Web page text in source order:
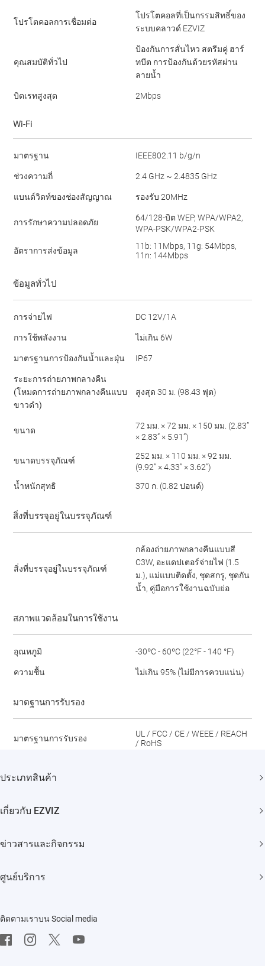
โปรโตคอลการเชื่อมต่อ
โปรโตคอลที่เป็นกรรมสิทธิ์ของ
ระบบคลาวด์ EZVIZ
คุณสมบัติทั่วไป
ป้องกันการสั่นไหว สตรีมคู่ ฮาร์
ทบีต การป้องกันด้วยรหัสผ่าน
ลายน้ำ
บิตเรทสูงสุด 2Mbps
Wi-Fi
มาตรฐาน IEEE802.11 b/g/n
ช่วงความถี่ 2.4 GHz ~ 2.4835 GHz
แบนด์วิดท์ของช่องสัญญาณ รองรับ 20MHz
การรักษาความปลอดภัย
64/128-บิต WEP, WPA/WPA2,
WPA-PSK/WPA2-PSK
อัตราการส่งข้อมูล
11b: 11Mbps, 11g: 54Mbps,
11n: 144Mbps
ข้อมูลทั่วไป
การจ่ายไฟ DC 12V/1A
การใช้พลังงาน ไม่เกิน 6W
มาตรฐานการป้องกันน้ำและฝุ่น IP67
ระยะการถ่ายภาพกลางคืน
(โหมดการถ่ายภาพกลางคืนแบบ
ขาวดำ)
สูงสุด 30 ม. (98.43 ฟุต)
ขนาด
72 มม. × 72 มม. × 150 มม. (2.83”
× 2.83” × 5.91”)
ขนาดบรรจุภัณฑ์
252 มม. × 110 มม. × 92 มม.
(9.92” × 4.33” × 3.62”)
น้ำหนักสุทธิ
370 ก. (0.82 ปอนด์)
สิ่งที่บรรจุอยู่ในบรรจุภัณฑ์
สิ่งที่บรรจุอยู่ในบรรจุภัณฑ์
กล้องถ่ายภาพกลางคืนแบบสี
C3W, อะแดปเตอร์จ่ายไฟ (1.5
ม.), แม่แบบติดตั้ง, ชุดสกรู, ชุดกัน
น้ำ, คู่มือการใช้งานฉบับย่อ
สภาพแวดล้อมในการใช้งาน
อุณหภูมิ -30ºC - 60ºC (22°F - 140 °F)
ความชื้น ไม่เกิน 95% (ไม่มีการควบแน่น)
มาตฐานการรับรอง
มาตรฐานการรับรอง
UL / FCC / CE / WEEE / REACH
/ RoHS
ประเภทสินค้า
เกี่ยวกับ EZVIZ
Trust Center
ข่าวสารและกิจกรรม
ศูนย์บริการ
ดาวโหลด
ติดตามเราบน Social media